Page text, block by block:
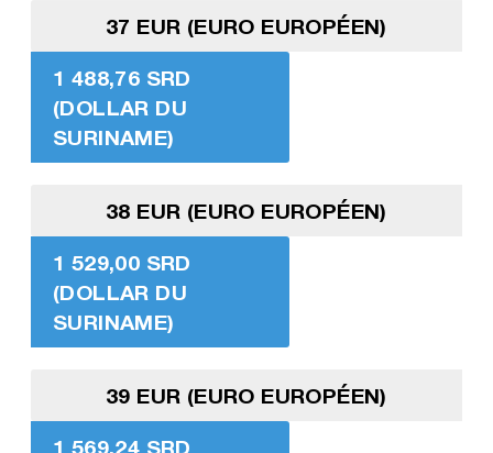
37 EUR (EURO EUROPÉEN)
1 488,76 SRD
(DOLLAR DU
SURINAME)
38 EUR (EURO EUROPÉEN)
1 529,00 SRD
(DOLLAR DU
SURINAME)
39 EUR (EURO EUROPÉEN)
1 569,24 SRD